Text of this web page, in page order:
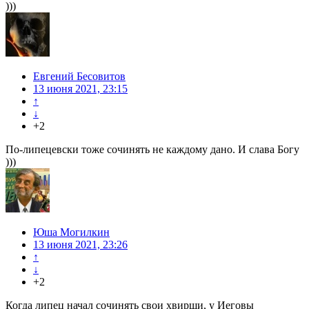
)))
Евгений Бесовитов
13 июня 2021, 23:15
↑
↓
+2
По-липецевски тоже сочинять не каждому дано. И слава Богу
)))
Юша Могилкин
13 июня 2021, 23:26
↑
↓
+2
Когда липец начал сочинять свои хвирши, у Иеговы